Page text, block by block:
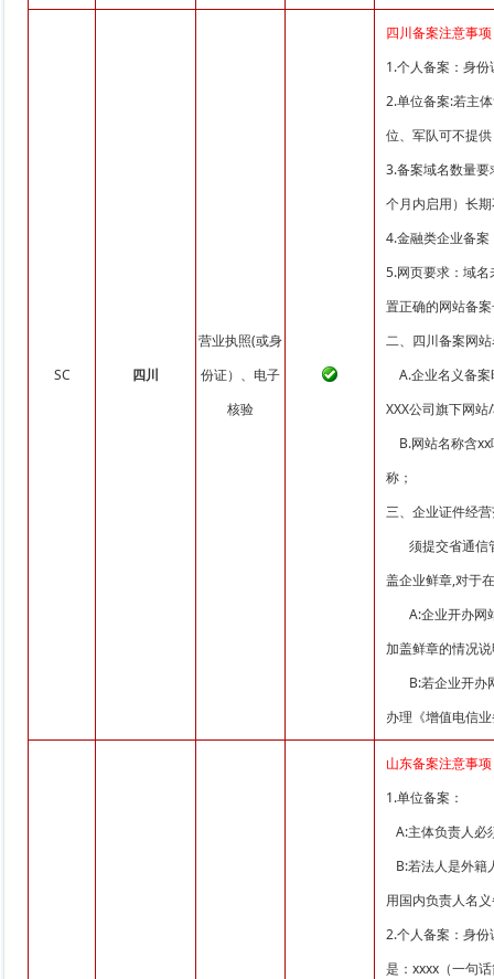
SC 四川
营业执照(或身
份证）、电子
核验
四川备案注意事项
1.个人备案：身
2.单位备案:若主
位、军队可不提
3.备案域名数量
个月内启用）长
4.金融类企业备
5.网页要求：域
置正确的网站备
二、四川备案网
A.企业名义备案
XXX公司旗下网
B.网站名称含xx
称；
三、企业证件经
须提交省通信
盖企业鲜章,对于
A:企业开办网
加盖鲜章的情况
B:若企业开办
办理《增值电信
山东备案注意事项
1.单位备案：
A:主体负责人必
B:若法人是外籍
用国内负责人名
2.个人备案：身
是：xxxx（一句